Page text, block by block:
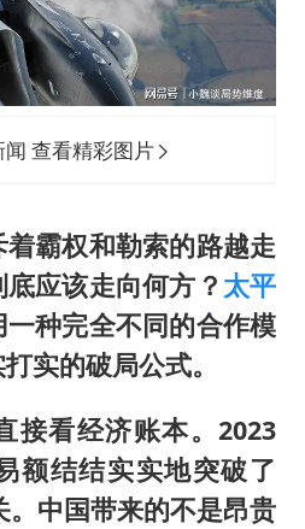
查看精彩图片
霸权和勒索的路越走
应该走向何方？ 太平
种完全不同的合作模
实的破局公式。
接看经济账本。2023
额结结实实地突破了
。中国带来的不是昂贵